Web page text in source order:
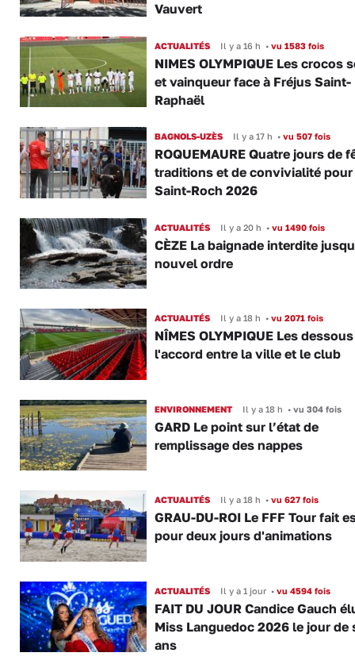
Vauvert
ACTUALITÉS Il y a 16 h •vu 1583 fois
NIMES OLYMPIQUE Les crocos
et vainqueur face à Fréjus Saint-
Raphaël
BAGNOLS-UZÈS Il y a 17 h •vu 507 fois
ROQUEMAURE Quatre jours de
traditions et de convivialité pour
Saint-Roch 2026
ACTUALITÉS Il y a 20 h •vu 1490 fois
CÈZE La baignade interdite
nouvel ordre
ACTUALITÉS Il y a 18 h •vu 2071 fois
NÎMES OLYMPIQUE Les
l'accord entre la ville et le club
ENVIRONNEMENT Il y a 18 h •vu 304 fois
GARD Le point sur l’état de
remplissage des nappes
ACTUALITÉS Il y a 18 h •vu 627 fois
GRAU-DU-ROI Le FFF Tour fait
pour deux jours d'animations
ACTUALITÉS Il y a 1 jour •vu 4594 fois
FAIT DU JOUR Candice Gauch
Miss Languedoc 2026 le jour de
ans